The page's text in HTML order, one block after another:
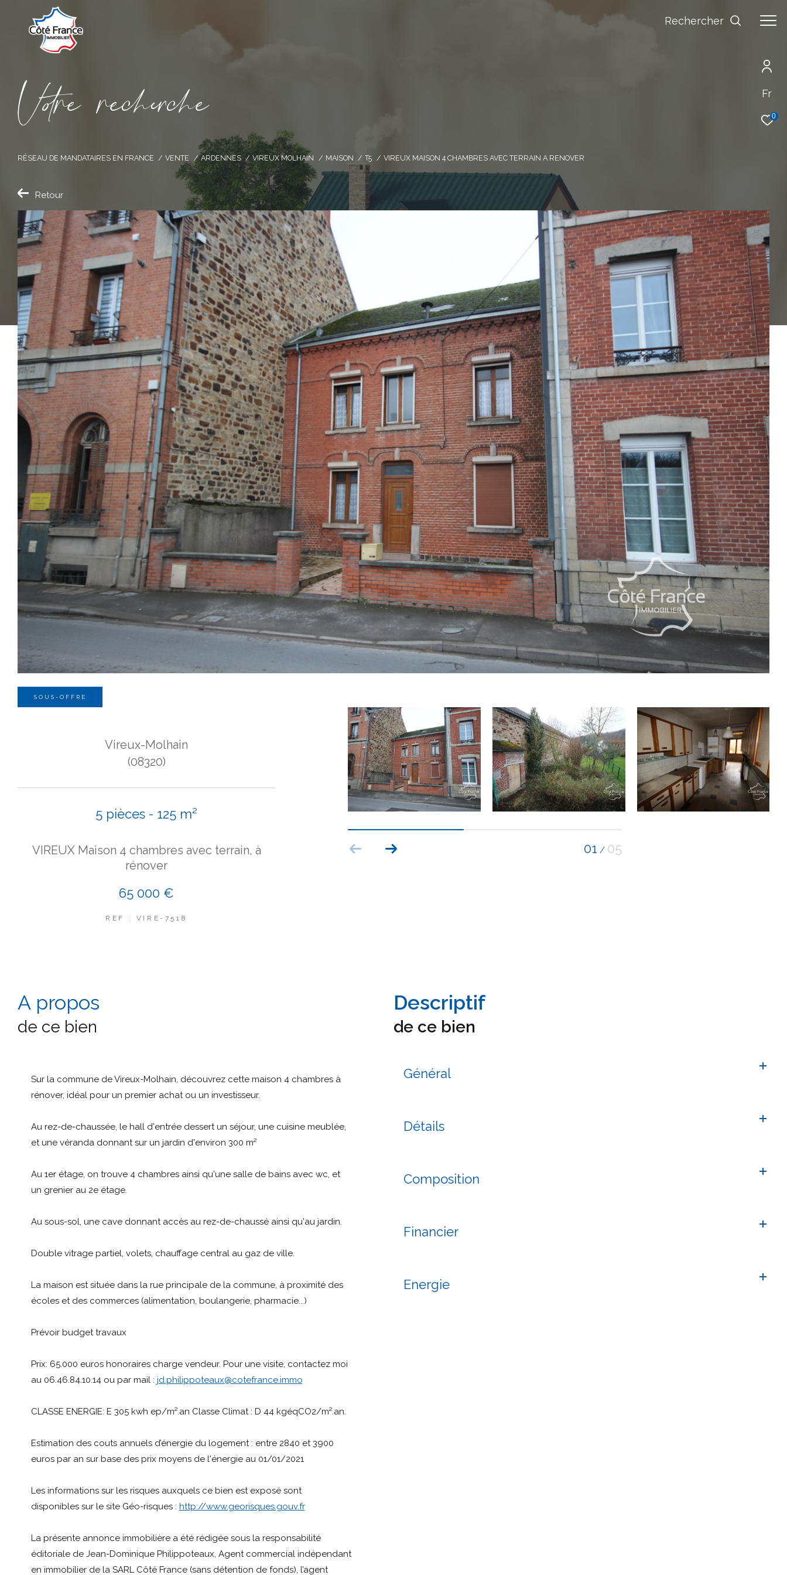
Fr
0
Rechercher
Vore recece
RÉSEAU DE MANDATAIRES EN FRANCE VENTE ARDENNES VIREUX MOLHAIN MAISON T5 VIREUX MAISON 4 CHAMBRES AVEC TERRAIN A RENOVER
Retour
SOUS-OFFRE
01 / 05
Vireux-Molhain
(08320)
5 pièces - 125 m²
VIREUX Maison 4 chambres avec terrain, à
rénover
65 000 €
REF : VIRE-7518
a propos
de ce bien
Sur la commune de Vireux-Molhain, découvrez cette maison 4 chambres à
rénover, idéal pour un premier achat ou un investisseur.
Au rez-de-chaussée, le hall d'entrée dessert un séjour, une cuisine meublée,
et une véranda donnant sur un jardin d'environ 300 m²
Au 1er étage, on trouve 4 chambres ainsi qu'une salle de bains avec wc, et
un grenier au 2e étage.
Au sous-sol, une cave donnant accès au rez-de-chaussé ainsi qu'au jardin.
Double vitrage partiel, volets, chauffage central au gaz de ville.
La maison est située dans la rue principale de la commune, à proximité des
écoles et des commerces (alimentation, boulangerie, pharmacie...)
Prévoir budget travaux
Prix: 65.000 euros honoraires charge vendeur. Pour une visite, contactez moi
au 06.46.84.10.14 ou par mail : jd.philippoteaux@cotefrance.immo
CLASSE ENERGIE: E 305 kwh ep/m².an Classe Climat : D 44 kgéqCO2/m².an.
Estimation des couts annuels d’énergie du logement : entre 2840 et 3900
euros par an sur base des prix moyens de l'énergie au 01/01/2021
Les informations sur les risques auxquels ce bien est exposé sont
disponibles sur le site Géo-risques : http://www.georisques.gouv.fr
La présente annonce immobilière a été rédigée sous la responsabilité
éditoriale de Jean-Dominique Philippoteaux, Agent commercial indépendant
en immobilier de la SARL Côté France (sans détention de fonds), l’agent
descriptif
de ce bien
Général
Détails
Composition
Financier
Energie